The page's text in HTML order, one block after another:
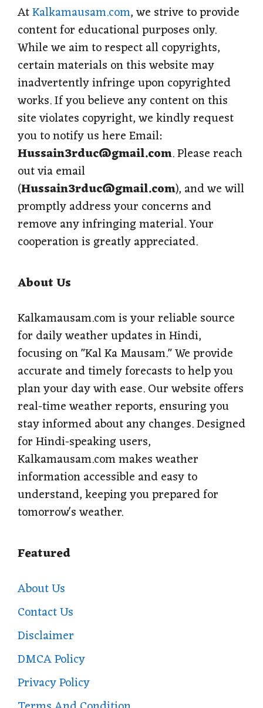
p
p
o
k
a
m
e
s
t
AtKalkamausam.com, we strive to provide
content for educational purposes only.
While we aim to respect all copyrights,
certain materials on this website may
inadvertently infringe upon copyrighted
works. If you believe any content on this
site violates copyright, we kindly request
you to notify us here Email:
Hussain3rduc@gmail.com. Please reach
out via email
(Hussain3rduc@gmail.com), and we will
promptly address your concerns and
remove any infringing material. Your
cooperation is greatly appreciated.
About Us
Kalkamausam.com is your reliable source
for daily weather updates in Hindi,
focusing on "Kal Ka Mausam." We provide
accurate and timely forecasts to help you
plan your day with ease. Our website offers
real-time weather reports, ensuring you
stay informed about any changes. Designed
for Hindi-speaking users,
Kalkamausam.com makes weather
information accessible and easy to
understand, keeping you prepared for
tomorrow's weather.
Featured
About Us
Contact Us
Disclaimer
DMCA Policy
Privacy Policy